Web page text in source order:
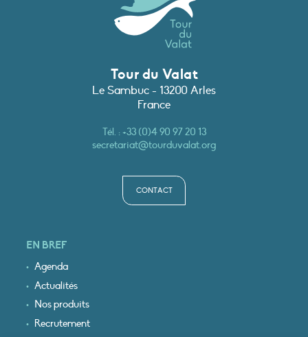
Tour du Valat
Le Sambuc - 13200 Arles
France
Tél. :+33 (0)4 90 97 20 13
secretariat@tourduvalat.org
CONTACT
EN BREF
Agenda
Actualités
Nos produits
Recrutement